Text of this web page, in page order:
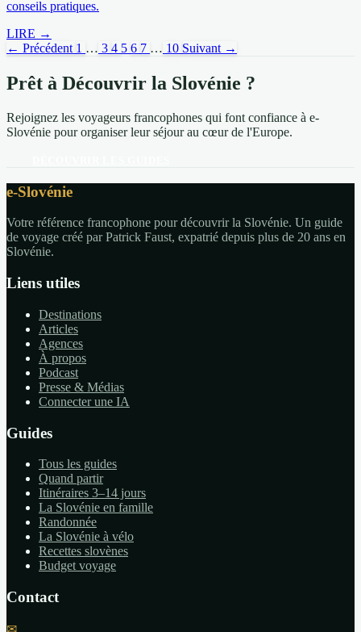
conseils pratiques.
LIRE →
← Précédent 1 … 3 4 5 6 7 … 10 Suivant →
Prêt à Découvrir la Slovénie ?
Rejoignez les voyageurs francophones qui font confiance à e-
Slovénie pour organiser leur séjour au cœur de l'Europe.
e-Slovénie
Votre référence francophone pour découvrir la Slovénie. Un guide
de voyage créé par Patrick Faust, expatrié depuis plus de 20 ans en
Slovénie.
Liens utiles
Destinations
Articles
Agences
À propos
Podcast
Presse & Médias
Connecter une IA
Guides
Tous les guides
Quand partir
Itinéraires 3–14 jours
La Slovénie en famille
Randonnée
La Slovénie à vélo
Recettes slovènes
Budget voyage
Contact
✉